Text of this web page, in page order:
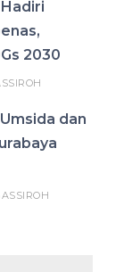
2030
dan